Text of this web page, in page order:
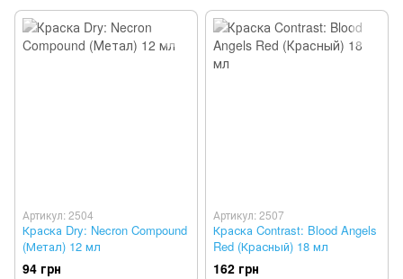
Артикул: 2504
Краска Dry: Necron Compound
(Метал) 12 мл
94 грн
Артикул: 2507
Краска Contrast: Blood Angels
Red (Красный) 18 мл
162 грн